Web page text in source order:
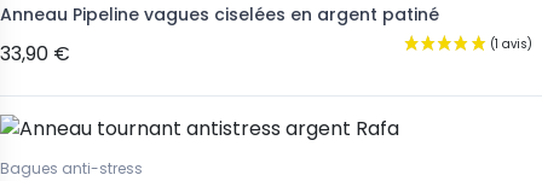
Anneau Pipeline vagues ciselées en argent patiné
33,90 €
Bagues anti-stress